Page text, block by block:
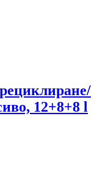
12+8+8 l